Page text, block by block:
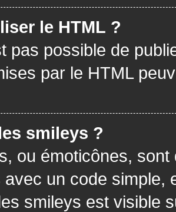
le HTML ?
pas possible de
par le HTML
smileys ?
ou émoticônes,
avec un code simple,
smileys est visible